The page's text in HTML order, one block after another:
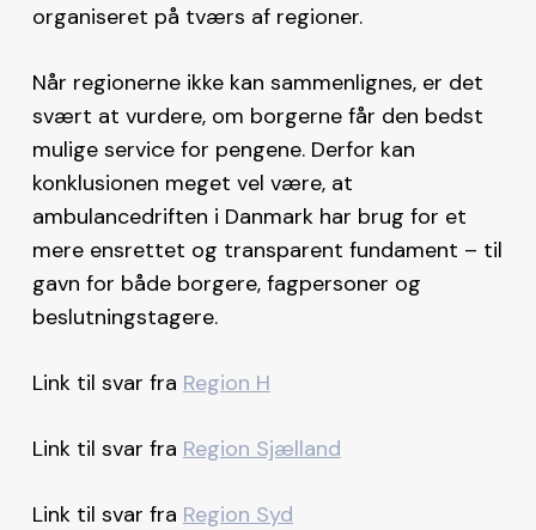
organiseret på tværs af regioner.
Når regionerne ikke kan sammenlignes, er det
svært at vurdere, om borgerne får den bedst
mulige service for pengene. Derfor kan
konklusionen meget vel være, at
ambulancedriften i Danmark har brug for et
mere ensrettet og transparent fundament – til
gavn for både borgere, fagpersoner og
beslutningstagere.
Link til svar fra Region H
Link til svar fra Region Sjælland
Link til svar fra Region Syd